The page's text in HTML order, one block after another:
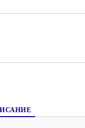
покриеш голяма
дръжка за гумен